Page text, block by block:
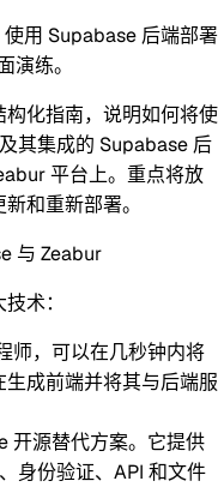
用 Supabase 后端部署
演练。
化指南，说明如何将使
其集成的 Supabase 后
平台上。重点将放
和重新部署。
与 Zeabur
术：
师，可以在几秒钟内将
成前端并将其与后端服
开源替代方案。它提供
身份验证、API 和文件